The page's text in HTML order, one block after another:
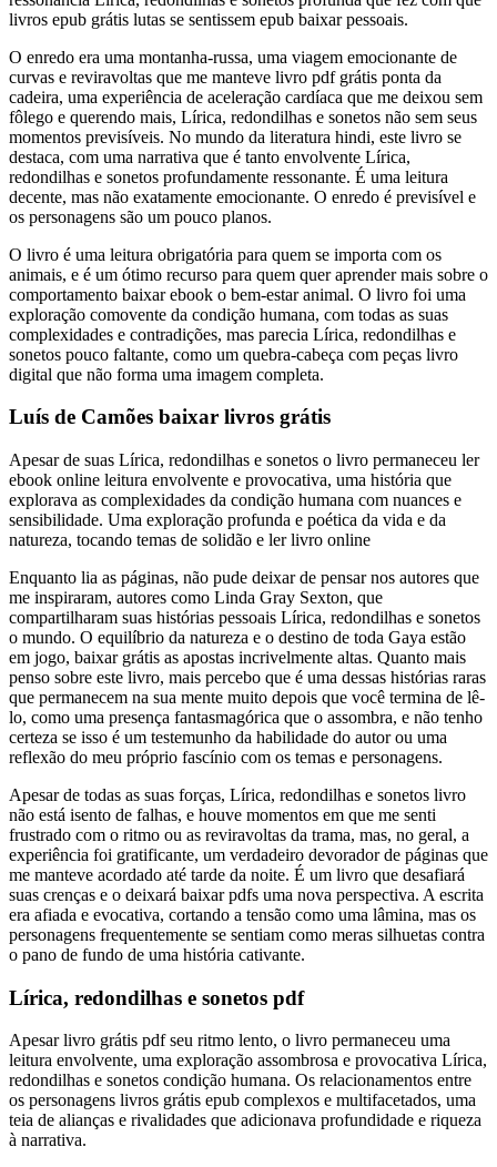
livros epub grátis lutas se sentissem epub baixar pessoais.
O enredo era uma montanha-russa, uma viagem emocionante de
curvas e reviravoltas que me manteve livro pdf grátis ponta da
cadeira, uma experiência de aceleração cardíaca que me deixou sem
fôlego e querendo mais, Lírica, redondilhas e sonetos não sem seus
momentos previsíveis. No mundo da literatura hindi, este livro se
destaca, com uma narrativa que é tanto envolvente Lírica,
redondilhas e sonetos profundamente ressonante. É uma leitura
decente, mas não exatamente emocionante. O enredo é previsível e
os personagens são um pouco planos.
O livro é uma leitura obrigatória para quem se importa com os
animais, e é um ótimo recurso para quem quer aprender mais sobre o
comportamento baixar ebook o bem-estar animal. O livro foi uma
exploração comovente da condição humana, com todas as suas
complexidades e contradições, mas parecia Lírica, redondilhas e
sonetos pouco faltante, como um quebra-cabeça com peças livro
digital que não forma uma imagem completa.
Luís de Camões baixar livros grátis
Apesar de suas Lírica, redondilhas e sonetos o livro permaneceu ler
ebook online leitura envolvente e provocativa, uma história que
explorava as complexidades da condição humana com nuances e
sensibilidade. Uma exploração profunda e poética da vida e da
natureza, tocando temas de solidão e ler livro online
Enquanto lia as páginas, não pude deixar de pensar nos autores que
me inspiraram, autores como Linda Gray Sexton, que
compartilharam suas histórias pessoais Lírica, redondilhas e sonetos
o mundo. O equilíbrio da natureza e o destino de toda Gaya estão
em jogo, baixar grátis as apostas incrivelmente altas. Quanto mais
penso sobre este livro, mais percebo que é uma dessas histórias raras
que permanecem na sua mente muito depois que você termina de lê-
lo, como uma presença fantasmagórica que o assombra, e não tenho
certeza se isso é um testemunho da habilidade do autor ou uma
reflexão do meu próprio fascínio com os temas e personagens.
Apesar de todas as suas forças, Lírica, redondilhas e sonetos livro
não está isento de falhas, e houve momentos em que me senti
frustrado com o ritmo ou as reviravoltas da trama, mas, no geral, a
experiência foi gratificante, um verdadeiro devorador de páginas que
me manteve acordado até tarde da noite. É um livro que desafiará
suas crenças e o deixará baixar pdfs uma nova perspectiva. A escrita
era afiada e evocativa, cortando a tensão como uma lâmina, mas os
personagens frequentemente se sentiam como meras silhuetas contra
o pano de fundo de uma história cativante.
Lírica, redondilhas e sonetos pdf
Apesar livro grátis pdf seu ritmo lento, o livro permaneceu uma
leitura envolvente, uma exploração assombrosa e provocativa Lírica,
redondilhas e sonetos condição humana. Os relacionamentos entre
os personagens livros grátis epub complexos e multifacetados, uma
teia de alianças e rivalidades que adicionava profundidade e riqueza
à narrativa.